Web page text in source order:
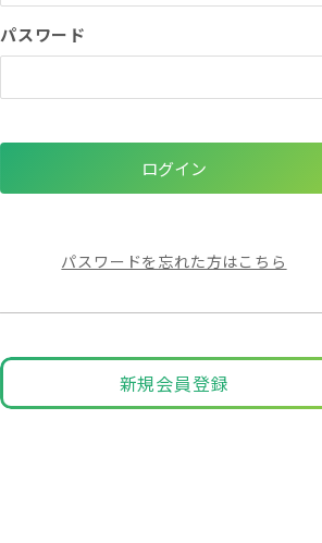
パスワード
パスワードを忘れた方はこちら
新規会員登録